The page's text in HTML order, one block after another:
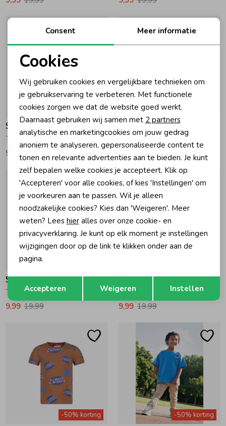
-50% korting
Sturdy
T-shirt AOP - Desert Fiesta 330 Army
9,99
-50% korting
Sturdy
9,99 19,99
Sturdy
T-shirt AOP - Run the Day 600 Offwhite
9,99 19,99
Sturdy
9,99 19,99
-50% korting -50% korting
Noodzakelijke cookies
Personalisatie cookies
Analytische cookies
Marketing cookies
Opslaan
Consent Meer informatie
Cookies
Wij gebruiken cookies en vergelijkbare technieken om
je gebruikservaring te verbeteren. Met functionele
cookies zorgen we dat de website goed werkt.
Daarnaast gebruiken wij samen met 2 partners
analytische en marketingcookies om jouw gedrag
anoniem te analyseren, gepersonaliseerde content te
tonen en relevante advertenties aan te bieden. Je kunt
zelf bepalen welke cookies je accepteert. Klik op
'Accepteren' voor alle cookies, of kies 'Instellingen' om
je voorkeuren aan te passen. Wil je alleen
noodzakelijke cookies? Kies dan 'Weigeren'. Meer
weten? Lees hieralles over onze cookie- en
privacyverklaring. Je kunt op elk moment je instellingen
wijzigingen door op de link te klikken onder aan de
pagina.
Accepteren Weigeren Instellen